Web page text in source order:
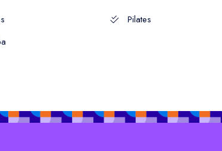
Pilates